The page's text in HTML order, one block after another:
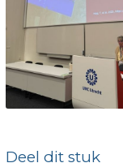
Deel dit stuk